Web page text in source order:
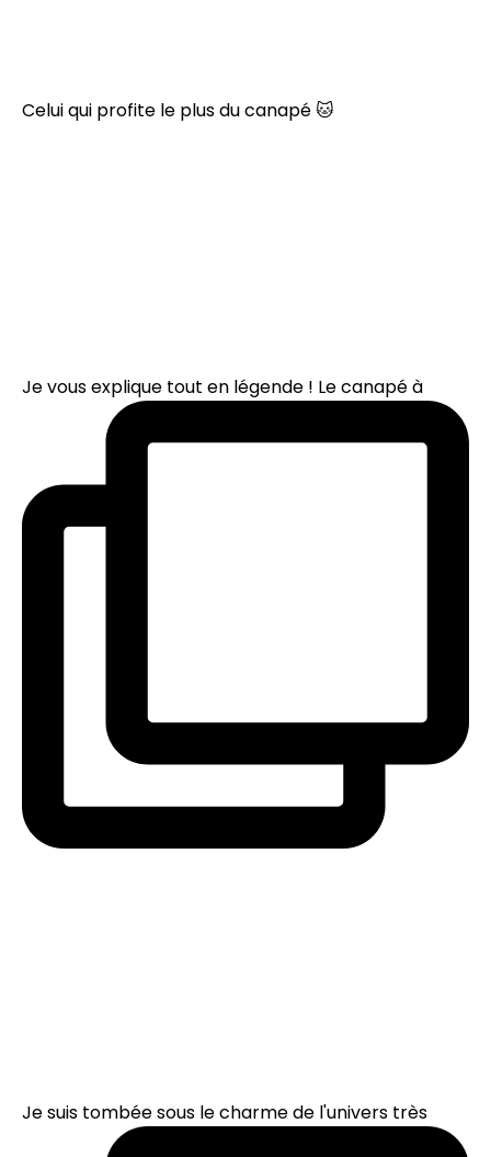
Celui qui profite le plus du canapé 🐱
Je vous explique tout en légende ! Le canapé à
Je suis tombée sous le charme de l'univers très